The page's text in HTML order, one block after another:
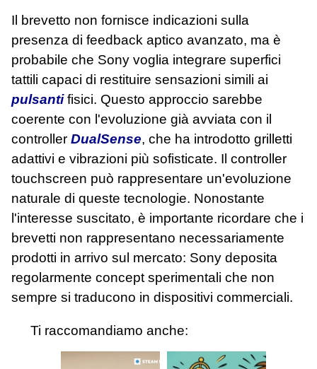
Il brevetto non fornisce indicazioni sulla
presenza di feedback aptico avanzato, ma è
probabile che Sony voglia integrare superfici
tattili capaci di restituire sensazioni simili ai
pulsantifisici. Questo approccio sarebbe
coerente con l'evoluzione già avviata con il
controller DualSense, che ha introdotto grilletti
adattivi e vibrazioni più sofisticate. Il controller
touchscreen può rappresentare un'evoluzione
naturale di queste tecnologie. Nonostante
l'interesse suscitato, è importante ricordare che i
brevetti non rappresentano necessariamente
prodotti in arrivo sul mercato: Sony deposita
regolarmente concept sperimentali che non
sempre si traducono in dispositivi commerciali.
Ti raccomandiamo anche: